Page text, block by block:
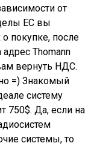
от
ЕС вы
покупке, после
адрес Thomann
вернуть НДС.
=) Знакомый
систему
750$. Да, если на
системы, то